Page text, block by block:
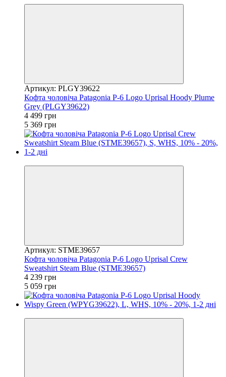
Артикул: PLGY39622
Кофта чоловіча Patagonia P-6 Logo Uprisal Hoody Plume
Grey (PLGY39622)
4 499 грн
5 369 грн
Артикул: STME39657
Кофта чоловіча Patagonia P-6 Logo Uprisal Crew
Sweatshirt Steam Blue (STME39657)
4 239 грн
5 059 грн